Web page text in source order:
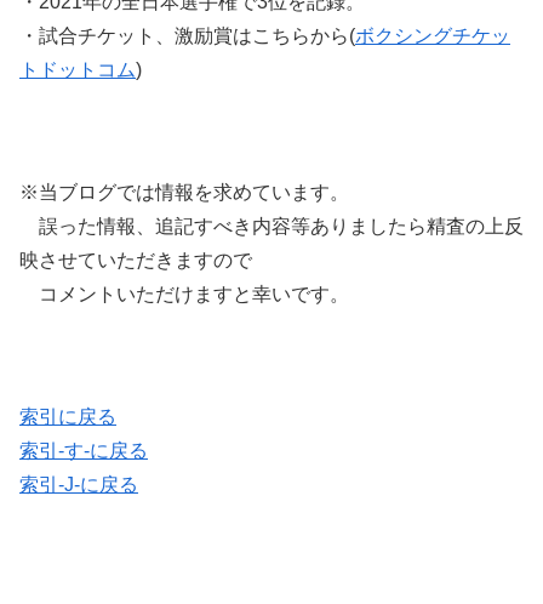
・試合チケット、激励賞はこちらから(ボクシングチケッ
トドットコム)
※当ブログでは情報を求めています。
誤った情報、追記すべき内容等ありましたら精査の上反
映させていただきますので
コメントいただけますと幸いです。
索引に戻る
索引-す-に戻る
索引-J-に戻る